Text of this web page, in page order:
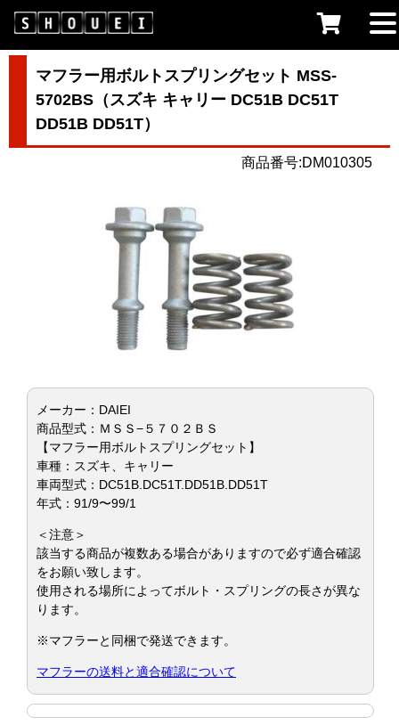
マフラー用ボルトスプリングセット MSS-
5702BS（スズキ キャリー DC51B DC51T
DD51B DD51T）
商品番号:DM010305
メーカー：DAIEI
商品型式：ＭＳＳ−５７０２ＢＳ
【マフラー用ボルトスプリングセット】
車種：スズキ、キャリー
車両型式：DC51B.DC51T.DD51B.DD51T
年式：91/9〜99/1
＜注意＞
該当する商品が複数ある場合がありますので必ず適合確認
をお願い致します。
使用される場所によってボルト・スプリングの長さが異な
ります。
※マフラーと同梱で発送できます。
マフラーの送料と適合確認について